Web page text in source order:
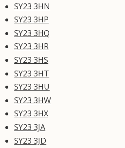
SY23 3HN
SY23 3HP
SY23 3HQ
SY23 3HR
SY23 3HS
SY23 3HT
SY23 3HU
SY23 3HW
SY23 3HX
SY23 3JA
SY23 3JD